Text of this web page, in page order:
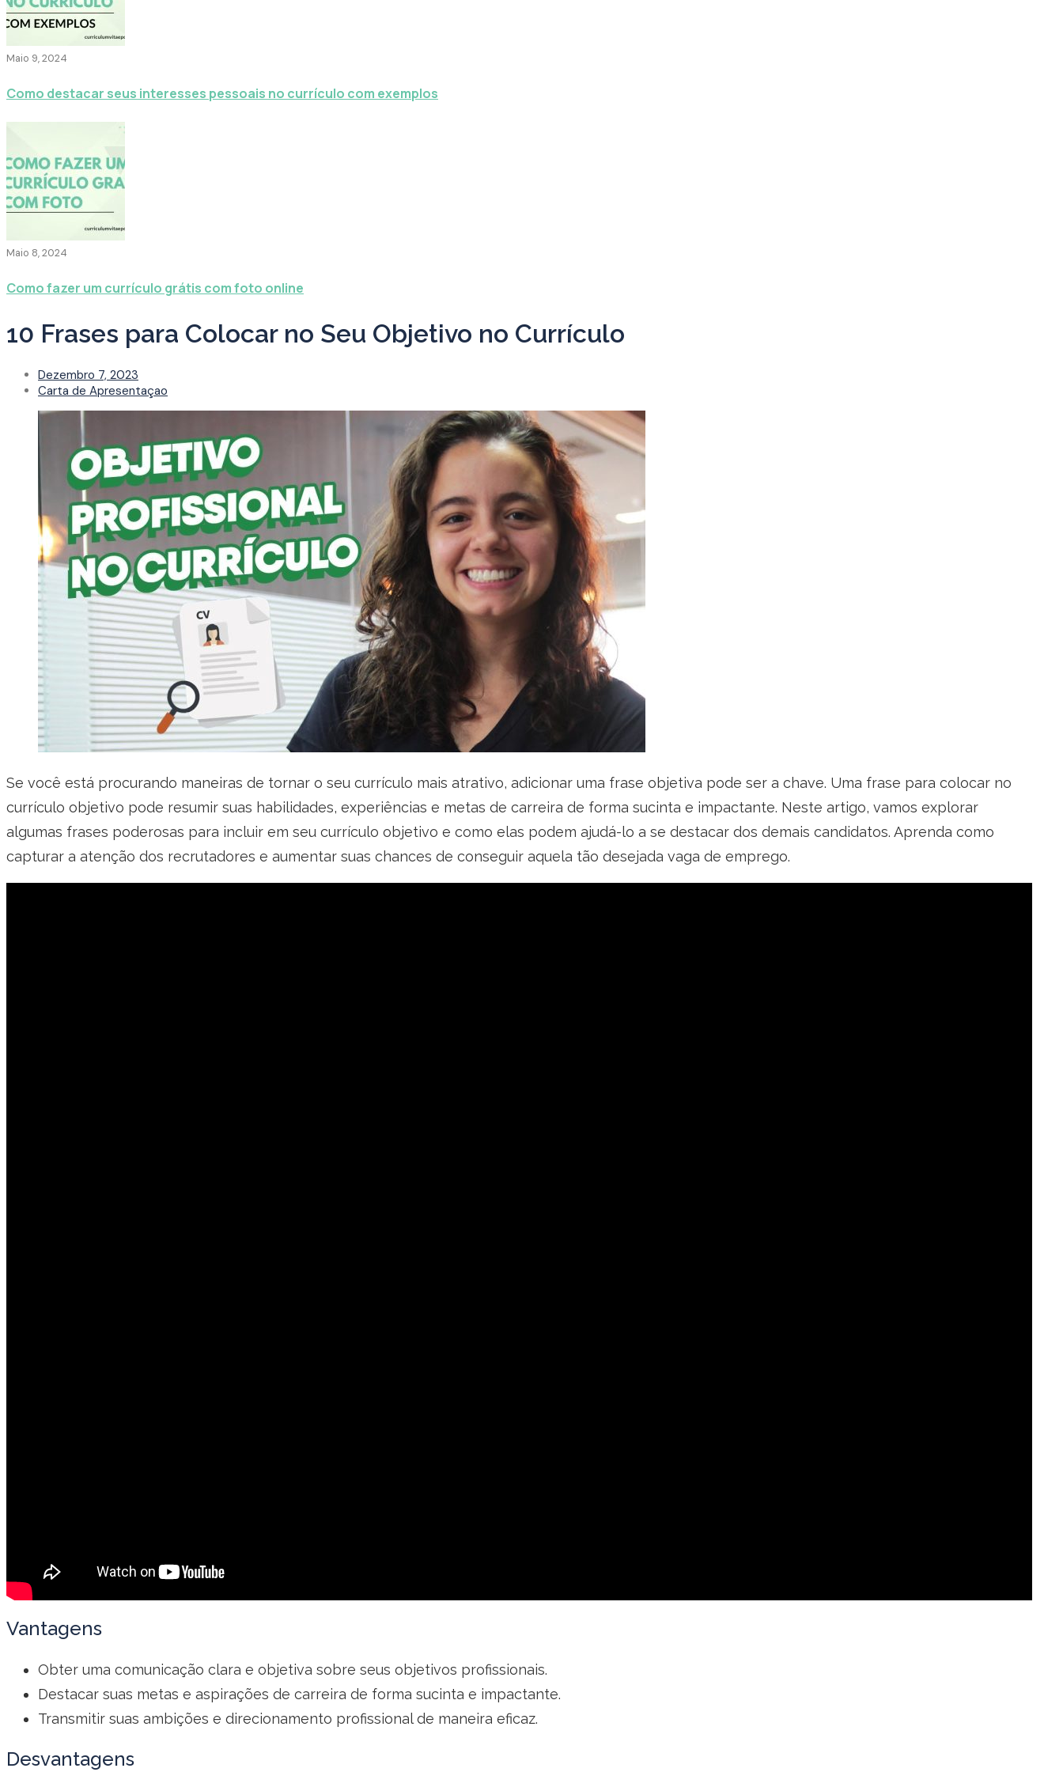
Maio 9, 2024
Como destacar seus interesses pessoais no currículo com exemplos
Maio 8, 2024
Como fazer um currículo grátis com foto online
10 Frases para Colocar no Seu Objetivo no Currículo
Dezembro 7, 2023
Carta de Apresentaçao
Se você está procurando maneiras de tornar o seu currículo mais atrativo, adicionar uma frase objetiva pode ser a chave. Uma frase para colocar no
currículo objetivo pode resumir suas habilidades, experiências e metas de carreira de forma sucinta e impactante. Neste artigo, vamos explorar
algumas frases poderosas para incluir em seu currículo objetivo e como elas podem ajudá-lo a se destacar dos demais candidatos. Aprenda como
capturar a atenção dos recrutadores e aumentar suas chances de conseguir aquela tão desejada vaga de emprego.
Vantagens
Obter uma comunicação clara e objetiva sobre seus objetivos profissionais.
Destacar suas metas e aspirações de carreira de forma sucinta e impactante.
Transmitir suas ambições e direcionamento profissional de maneira eficaz.
Desvantagens